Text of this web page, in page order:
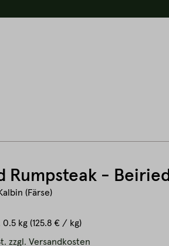
Rumpsteak - Beiried
(Färse)
0.5 kg (125.8 € / kg)
zzgl. Versandkosten